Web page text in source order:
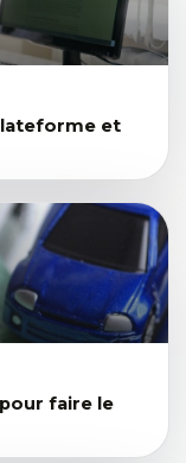
et
faire le